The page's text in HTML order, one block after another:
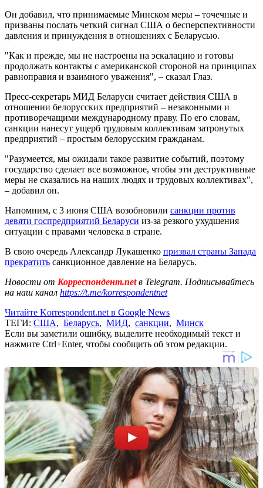
Он добавил, что принимаемые Минском меры – точечные и
призваны послать четкий сигнал США о бесперспективности
давления и принуждения в отношениях с Беларусью.
"Как и прежде, мы не настроены на эскалацию и готовы
продолжать контакты с американской стороной на принципах
равноправия и взаимного уважения", – сказал Глаз.
Пресс-секретарь МИД Беларуси считает действия США в
отношении белорусских предприятий – незаконными и
противоречащими международному праву. По его словам,
санкции нанесут ущерб трудовым коллективам затронутых
предприятий – простым белорусским гражданам.
"Разумеется, мы ожидали такое развитие событий, поэтому
государство сделает все возможное, чтобы эти деструктивные
меры не сказались на наших людях и трудовых коллективах",
– добавил он.
Напомним, с 3 июня США возобновили санкции против
девяти госпредприятий Беларуси из-за резкого ухудшения
ситуации с правами человека в стране.
В свою очередь Александр Лукашенко призвал страны Запада
прекратить санкционное давление на Беларусь.
Новости от Корреспондент.netв Telegram. Подписывайтесь
на наш канал https://t.me/korrespondentnet
Читайте Korrespondent.net в Google News
ТЕГИ: США, Беларусь, МИД, санкции, Минск
Если вы заметили ошибку, выделите необходимый текст и
нажмите Ctrl+Enter, чтобы сообщить об этом редакции.